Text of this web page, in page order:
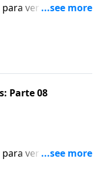
para ver una
del velo.
Parte 08
para ver una
del velo.